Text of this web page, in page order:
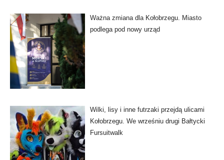
Ważna zmiana dla Kołobrzegu. Miasto
podlega pod nowy urząd
Wilki, lisy i inne futrzaki przejdą ulicami
Kołobrzegu. We wrześniu drugi Bałtycki
Fursuitwalk